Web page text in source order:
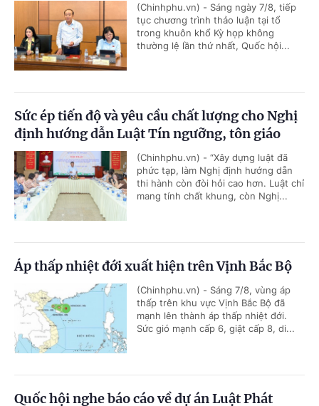
(Chinhphu.vn) - Sáng ngày 7/8, tiếp
tục chương trình thảo luận tại tổ
trong khuôn khổ Kỳ họp không
thường lệ lần thứ nhất, Quốc hội...
Sức ép tiến độ và yêu cầu chất lượng cho Nghị
định hướng dẫn Luật Tín ngưỡng, tôn giáo
(Chinhphu.vn) - “Xây dựng luật đã
phức tạp, làm Nghị định hướng dẫn
thi hành còn đòi hỏi cao hơn. Luật chỉ
mang tính chất khung, còn Nghị...
Áp thấp nhiệt đới xuất hiện trên Vịnh Bắc Bộ
(Chinhphu.vn) - Sáng 7/8, vùng áp
thấp trên khu vực Vịnh Bắc Bộ đã
mạnh lên thành áp thấp nhiệt đới.
Sức gió mạnh cấp 6, giật cấp 8, di...
Quốc hội nghe báo cáo về dự án Luật Phát